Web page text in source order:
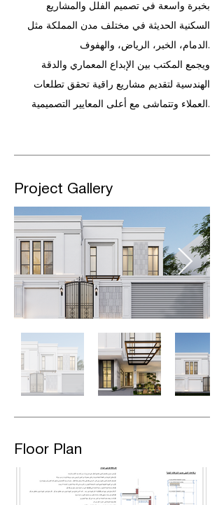
بخبرة واسعة في تصميم الفلل والمشاريع
السكنية الحديثة في مختلف مدن المملكة مثل
الدمام، الخبر، الرياض، والهفوف.
ويجمع المكتب بين الإبداع المعماري والدقة
الهندسية لتقديم مشاريع راقية تحقق تطلعات
العملاء وتتماشى مع أعلى المعايير التصميمية.
Project Gallery
Floor Plan